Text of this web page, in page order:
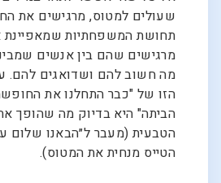
שעולים למטוס, מרגישים את
תחושת המשפחתיות שמאפיינת
מרגישים שהם בין אנשים
מה חשוב להם ושדואגים להם.
הזו של "כבר התחלנו את
הביתה" היא בדיוק מה שהופך
הטבעית (מעבר ל״הבאנו שלום
הטייס מנחית את המטוס).